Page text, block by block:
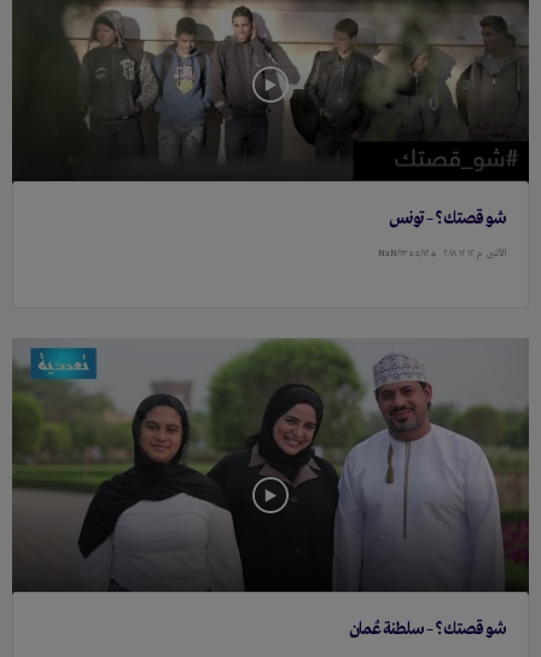
شو قصتك؟ – تونس
الأثنين م ١٢ ١٢ ٢۰١٨ هـ ١٣٥٥/١٢/NaN
شو قصتك؟ – سلطنة عُمان